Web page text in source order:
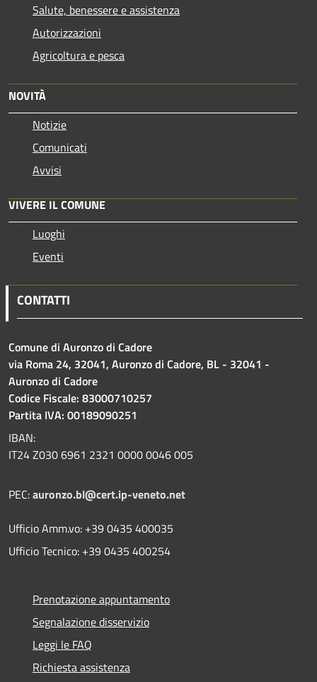
Salute, benessere e assistenza
Autorizzazioni
Agricoltura e pesca
NOVITÀ
Notizie
Comunicati
Avvisi
VIVERE IL COMUNE
Luoghi
Eventi
CONTATTI
Comune di Auronzo di Cadore
via Roma 24, 32041, Auronzo di Cadore, BL - 32041 -
Auronzo di Cadore
Codice Fiscale: 83000710257
Partita IVA: 00189090251
IBAN:
IT24 Z030 6961 2321 0000 0046 005
PEC:auronzo.bl@cert.ip-veneto.net
Ufficio Amm.vo: +39 0435 400035
Ufficio Tecnico: +39 0435 400254
Prenotazione appuntamento
Segnalazione disservizio
Leggi le FAQ
Richiesta assistenza